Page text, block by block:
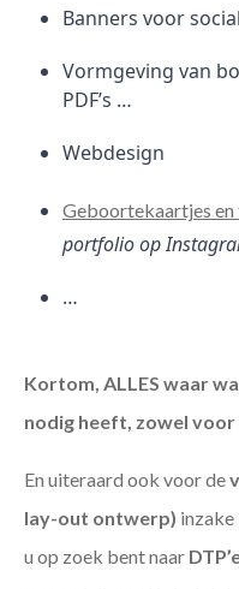
Banners voor
Vormgeving van
PDF’s …
Webdesign
Geboortekaartjes
portfolio op
…
Kortom, ALLES waar
nodig heeft, zowel
En uiteraard ook voor de
lay-out ontwerp) inzake
u op zoek bent naar